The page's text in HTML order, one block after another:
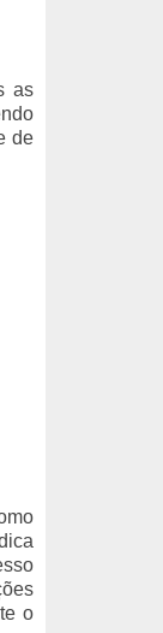
as
de
o